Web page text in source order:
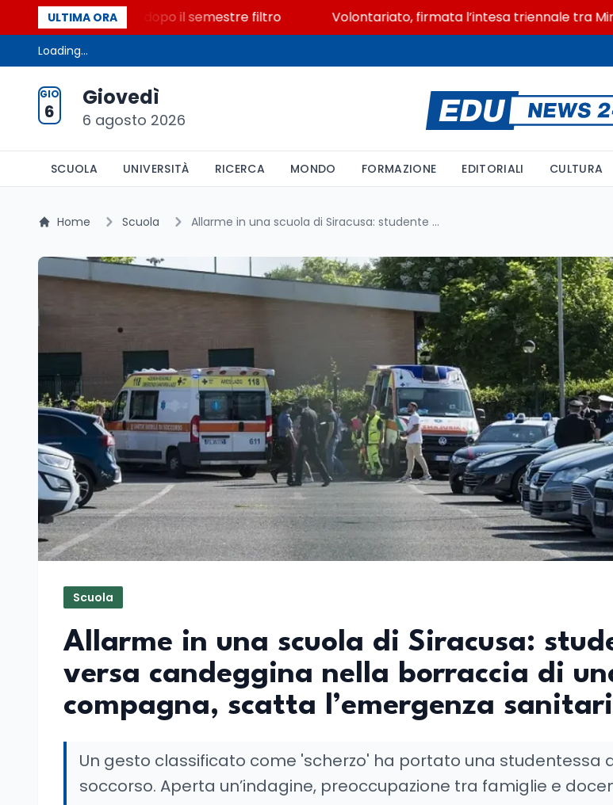
ULTIMA ORA
posti vacanti dopo il semestre filtro Volontariato, firmata l’intesa triennale tra Ministero
Loading...
GIO
6
Giovedì
6 agosto 2026
SCUOLA UNIVERSITÀ RICERCA MONDO FORMAZIONE EDITORIALI CULTURA
Home Scuola Allarme in una scuola di Siracusa: studente versa candeggina nella borraccia di una compagna, scatta l’emergenza sanitaria
Scuola
Allarme in una scuola di Siracusa:
versa candeggina nella borraccia di
compagna, scatta l’emergenza
Un gesto classificato come 'scherzo' ha portato una studentessa
soccorso. Aperta un’indagine, preoccupazione tra famiglie e